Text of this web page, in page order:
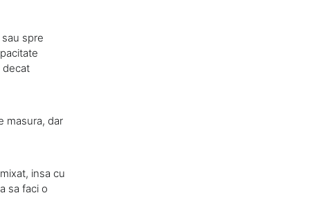
spre
decat
masura, dar
insa cu
sa faci o